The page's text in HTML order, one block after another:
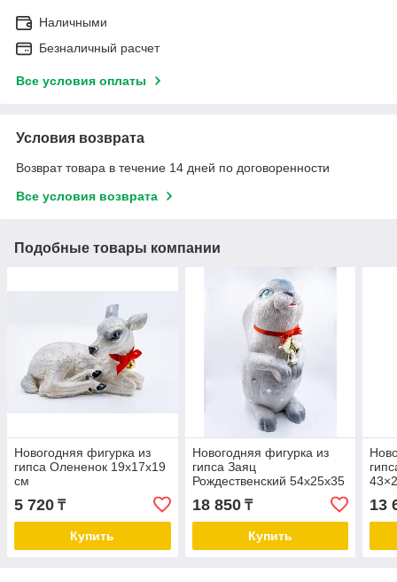
Наличными
Безналичный расчет
Все условия оплаты
Условия возврата
Возврат товара в течение 14 дней по договоренности
Все условия возврата
Подобные товары компании
Новогодняя фигурка из
гипса Олененок 19х17х19
см
5 720 ₸
Купить
Новогодняя фигурка из
гипса Заяц
Рождественский 54х25х35
18 850₸
Купить
13